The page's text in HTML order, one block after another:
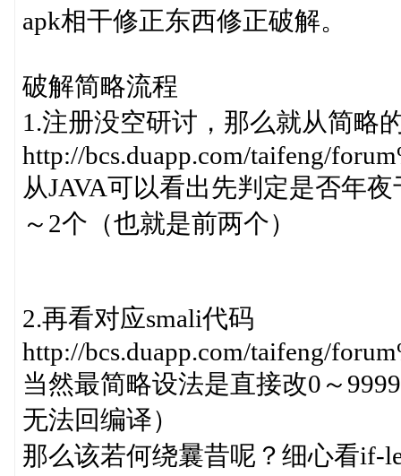
apk相干修正东西修正破解。
破解简略流程
1.注册没空研讨，那么就从简略
http://bcs.duapp.com/taifeng/
从JAVA可以看出先判定是否年
～2个（也就是前两个）
2.再看对应smali代码
http://bcs.duapp.com/taifeng/
当然最简略设法是直接改0～
无法回编译）
那么该若何绕曩昔呢？细心看if-